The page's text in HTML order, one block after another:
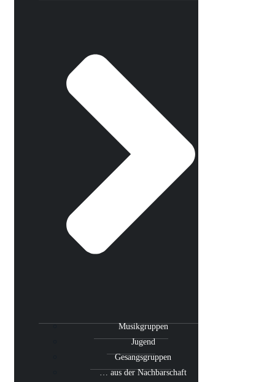
Musikgruppen
Jugend
Gesangsgruppen
… aus der Nachbarschaft